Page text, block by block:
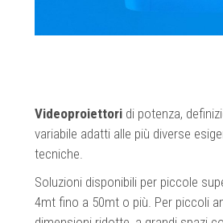
Videoproiettoridi potenza,
variabile adatti alle più diverse
tecniche.
Soluzioni disponibili per piccole
4mt fino a 50mt o più. Per piccoli